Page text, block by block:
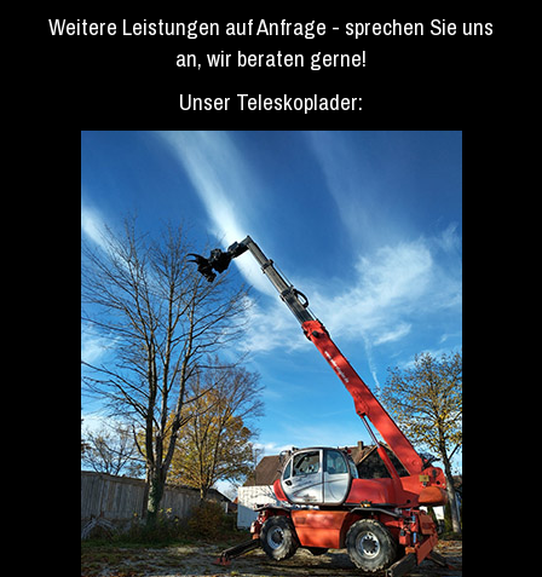
Weitere Leistungen auf Anfrage - sprechen Sie uns
an, wir beraten gerne!
Unser Teleskoplader: